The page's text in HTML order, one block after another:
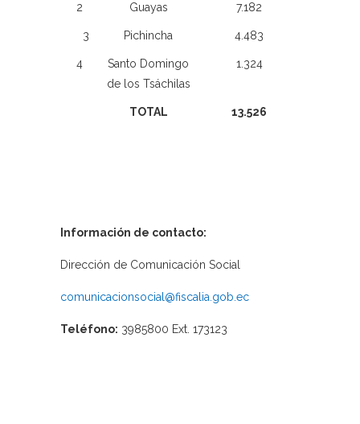
2 Guayas 7.182
3 Pichincha 4.483
4
Santo Domingo
de los Tsáchilas
1.324
TOTAL 13.526
Información de contacto:
Dirección de Comunicación Social
comunicacionsocial@fiscalia.gob.ec
Teléfono: 3985800 Ext. 173123